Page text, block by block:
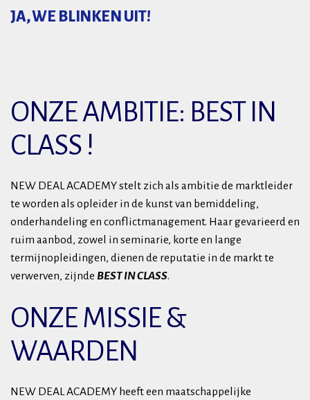
JA, WE BLINKEN UIT!
ONZE AMBITIE: BEST IN
CLASS !
NEW DEAL ACADEMY stelt zich als ambitie de marktleider
te worden als opleider in de kunst van bemiddeling,
onderhandeling en conflictmanagement. Haar gevarieerd en
ruim aanbod, zowel in seminarie, korte en lange
termijnopleidingen, dienen de reputatie in de markt te
verwerven, zijnde BEST IN CLASS.
ONZE MISSIE &
WAARDEN
NEW DEAL ACADEMY heeft een maatschappelijke